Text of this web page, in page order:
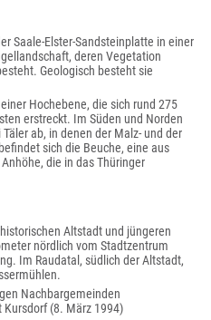
Saale-Elster-Sandsteinplatte in einer
deren Vegetation
Geologisch besteht sie
Hochebene, die sich rund 275
erstreckt. Im Süden und Norden
ab, in denen der Malz- und der
sich die Beuche, eine aus
die in das Thüringer
Altstadt und jüngeren
nördlich vom Stadtzentrum
Im Raudatal, südlich der Altstadt,
Nachbargemeinden
Kursdorf (8. März 1994)